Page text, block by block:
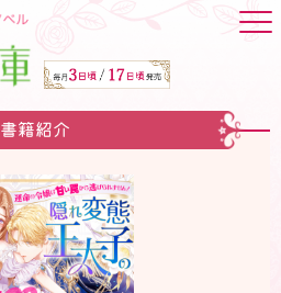
書籍紹介